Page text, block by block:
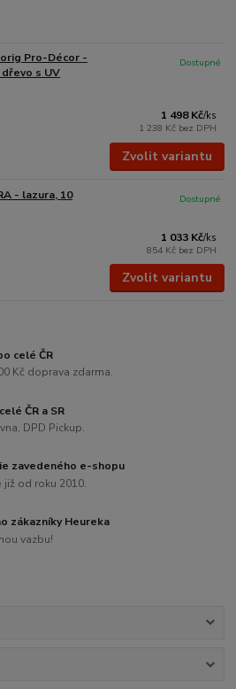
Pro-Décor -
s UV
1 498 Kč/ks
1 238 Kč bez DPH
Dostupné
Zvolit variantu
- lazura, 10
1 033 Kč/ks
854 Kč bez DPH
Dostupné
Zvolit variantu
celé ČR
Kč doprava zdarma.
ČR a SR
DPD Pickup.
zavedeného e-shopu
od roku 2010.
zákazníky Heureka
vazbu!